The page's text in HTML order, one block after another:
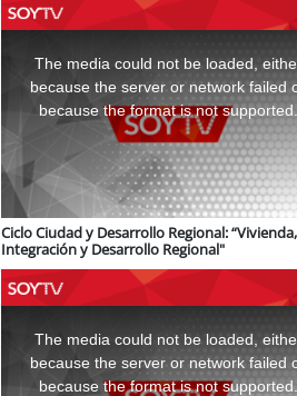
window.
The media could not be loaded,
because the server or network failed
because the format is not supported.
Ciclo Ciudad y Desarrollo Regional: “Vivienda,
Integración y Desarrollo Regional"
window.
The media could not be loaded,
because the server or network failed
because the format is not supported.